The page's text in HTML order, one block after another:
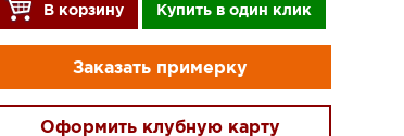
В корзину Купить в один клик
Заказать примерку
Оформить клубную карту